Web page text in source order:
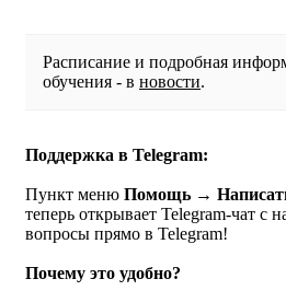
Расписание и подробная
обучения - в новости.
Поддержка в Telegram:
Пункт меню Помощь →
теперь открывает Telegram-чат
вопросы прямо в Telegram!
Почему это удобно?